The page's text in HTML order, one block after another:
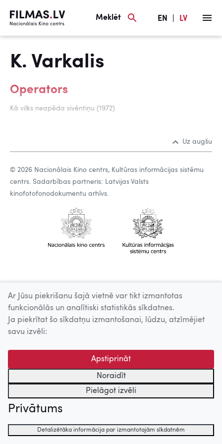
Meklēt EN LV
K. Varkalis
Operators
Kā vilks neapēda sivēntiņu (1972)
Uz augšu
© 2026 Nacionālais Kino centrs, Kultūras informācijas sistēmu
centrs. Sadarbības partneris: Latvijas Valsts
kinofotofonodokumentu arhīvs.
Ar Jūsu piekrišanu šajā vietnē var tikt izmantotas
funkcionālās un analītiski statistikās sīkdatnes.
Ja piekrītat šo sīkdatņu izmantošanai, lūdzu, atzīmējiet
savu izvēli:
Apstiprināt
Noraidīt
Pielāgot izvēli
Privātums
Detalizētāka informācija par izmantotajām sīkdatnēm